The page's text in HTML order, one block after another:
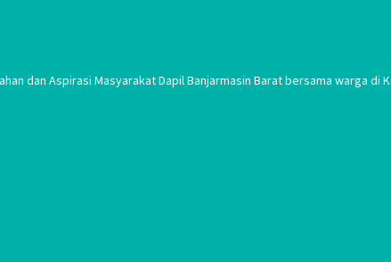
dan Aspirasi Masyarakat Dapil Banjarmasin Barat bersama warga di